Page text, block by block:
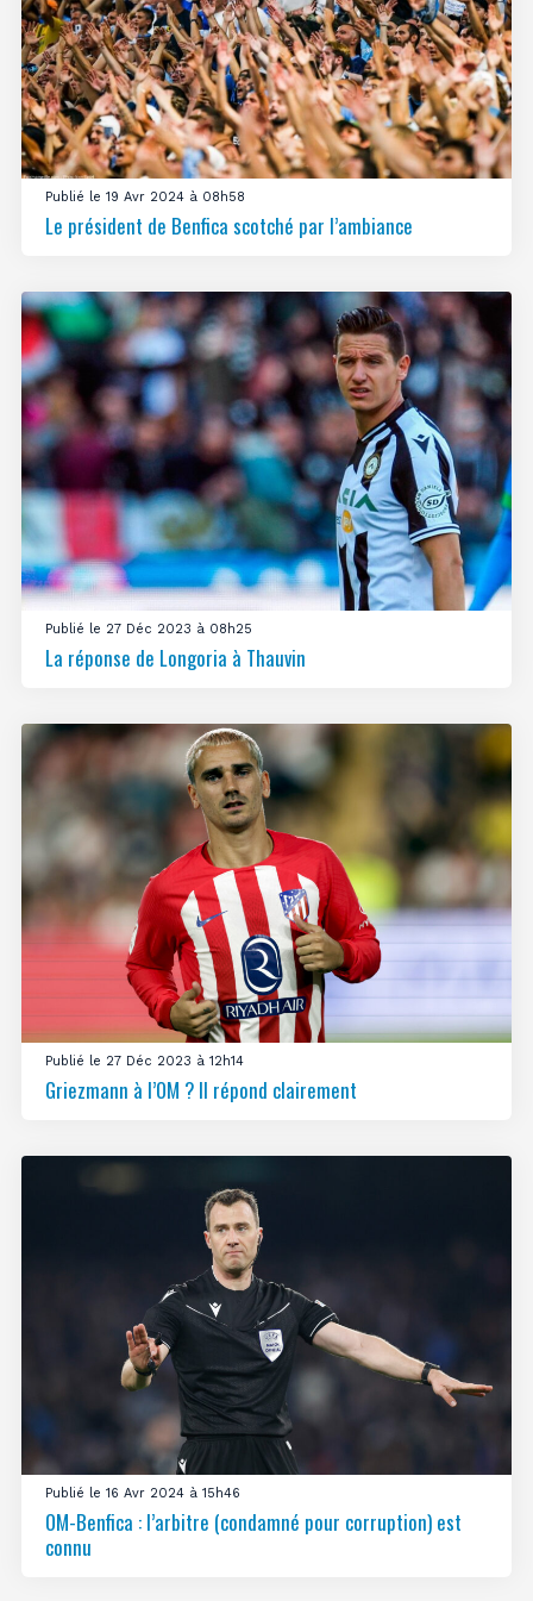
Publié le 19 Avr 2024 à 08h58
Le président de Benfica scotché par l’ambiance
Publié le 27 Déc 2023 à 08h25
La réponse de Longoria à Thauvin
Publié le 27 Déc 2023 à 12h14
Griezmann à l’OM ? Il répond clairement
Publié le 16 Avr 2024 à 15h46
OM-Benfica : l’arbitre (condamné pour corruption) est
connu